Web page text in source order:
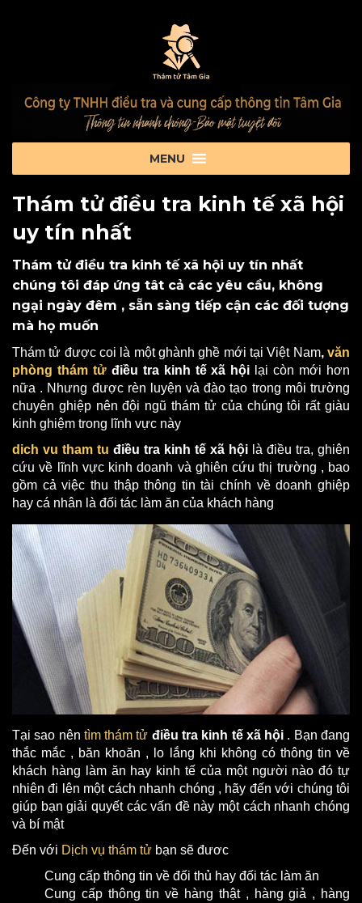
Thám tử điều tra kinh tế xã hội
uy tín nhất
Thám tử điều tra kinh tế xã hội uy tín nhất
chúng tôi đáp ứng tât cả các yêu cầu, không
ngại ngày đêm , sẵn sàng tiếp cận các đối tượng
mà họ muốn
Thám tử được coi là một ghành ghề mới tại Việt Nam,văn
phòng thám tửđiều tra kinh tế xã hội lại còn mới hơn
nữa . Nhưng được rèn luyện và đào tạo trong môi trường
chuyên ghiệp nên đội ngũ thám tử của chúng tôi rất giàu
kinh ghiệm trong lĩnh vực này
dich vu tham tu điều tra kinh tế xã hội là điều tra, ghiên
cứu về lĩnh vực kinh doanh và ghiên cứu thị trường , bao
gồm cả việc thu thập thông tin tài chính về doanh ghiệp
hay cá nhân là đối tác làm ăn của khách hàng
Tại sao nên tìm thám tử điều tra kinh tế xã hội . Bạn đang
thắc mắc , băn khoăn , lo lắng khi không có thông tin về
khách hàng làm ăn hay kinh tế của một người nào đó tự
nhiên đi lên một cách nhanh chóng , hãy đến với chúng tôi
giúp bạn giải quyết các vấn đề này một cách nhanh chóng
và bí mật
Đến với Dịch vụ thám tử bạn sẽ đươc
Cung cấp thông tin về đối thủ hay đối tác làm ăn
Cung cấp thông tin về hàng thật , hàng giả , hàng